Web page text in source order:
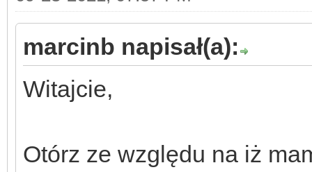
marcinb napisał(a):
Witajcie,
Otórz ze względu na iż